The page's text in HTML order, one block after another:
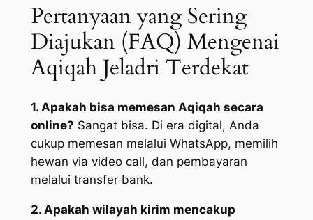
Pertanyaan yang Sering
Diajukan (FAQ) Mengenai
Aqiqah Jeladri Terdekat
1. Apakah bisa memesan Aqiqah secara
online? Sangat bisa. Di era digital, Anda
cukup memesan melalui WhatsApp, memilih
hewan via video call, dan pembayaran
melalui transfer bank.
2. Apakah wilayah kirim mencakup